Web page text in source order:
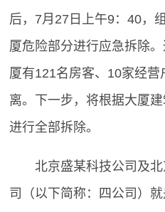
后，7月27日上午9：40，
厦危险部分进行应急拆除
厦有121名房客、10家经
离。下一步，将根据大厦
进行全部拆除。
北京盛某科技公司及
司（以下简称：四公司）